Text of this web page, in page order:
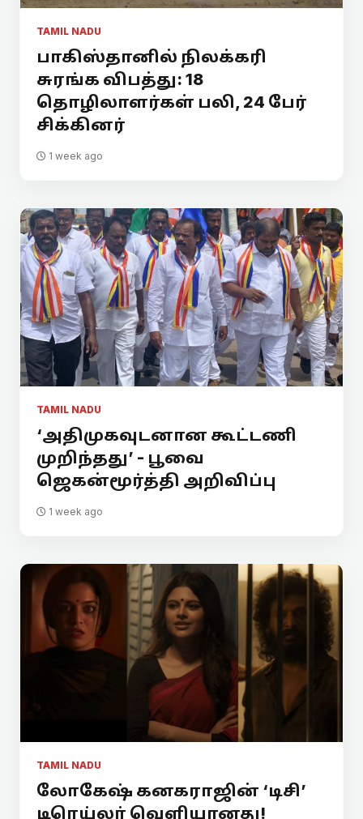
TAMIL NADU
பாகிஸ்தானில் நிலக்கரி
சுரங்க விபத்து: 18
தொழிலாளர்கள் பலி, 24 பேர்
சிக்கினர்
1 week ago
TAMIL NADU
‘அதிமுகவுடனான கூட்டணி
முறிந்தது’ - பூவை
ஜெகன்மூர்த்தி அறிவிப்பு
1 week ago
TAMIL NADU
லோகேஷ் கனகராஜின் ‘டிசி’
டிரெய்லர் வெளியானது!